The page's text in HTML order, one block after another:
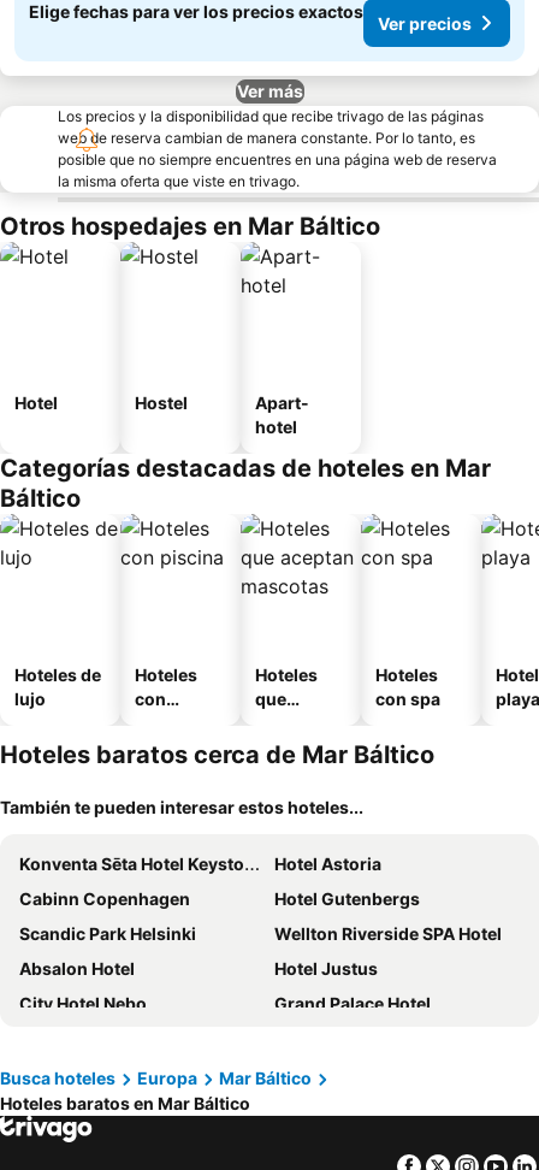
Elige fechas para ver los precios exactos
Ver precios
Ver más
Los precios y la disponibilidad que recibe trivago de las páginas
web de reserva cambian de manera constante. Por lo tanto, es
posible que no siempre encuentres en una página web de reserva
la misma oferta que viste en trivago.
Otros hospedajes en Mar Báltico
Hotel Hostel
Apart-
hotel
Categorías destacadas de hoteles en Mar
Báltico
Hoteles de
lujo
Hoteles
con
Hoteles
que
mascotas
Hoteles
con spa
playa
Hoteles baratos cerca de Mar Báltico
También te pueden interesar estos hoteles...
Konventa Sēta Hotel Keystone Collection
Hotel Astoria
Cabinn Copenhagen
Hotel Gutenbergs
Scandic Park Helsinki
Wellton Riverside SPA Hotel
Absalon Hotel
Hotel Justus
City Hotel Nebo
Grand Palace Hotel
Radisson Blu Hotel & Spa, Daugava Riga
AC Hotel Bella Sky Copenhagen
Meriton Old Town Garden Hotel
Scandic Copenhagen
Busca hoteles Europa
Mar Báltico
Hoteles baratos en Mar Báltico
Facebook
Twitter